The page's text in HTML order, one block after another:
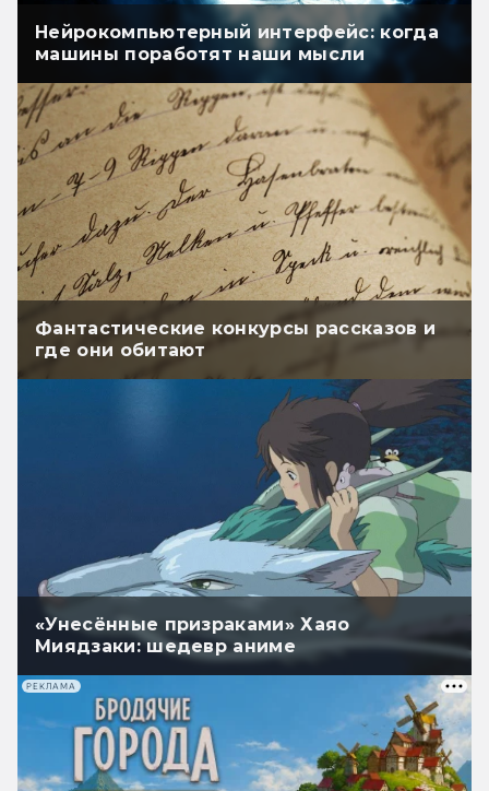
Нейрокомпьютерный интерфейс: когда
машины поработят наши мысли
Фантастические конкурсы рассказов и
где они обитают
«Унесённые призраками» Хаяо
Миядзаки: шедевр аниме
РЕКЛАМА